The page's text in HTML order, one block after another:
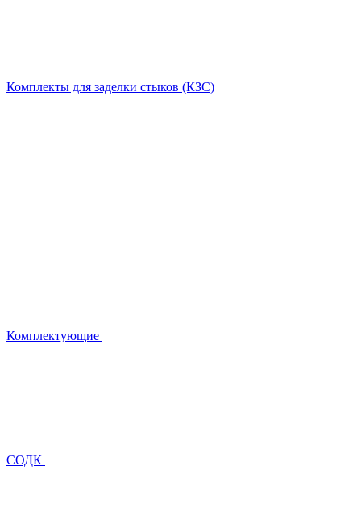
Комплекты для заделки стыков (КЗС)
Комплектующие
СОДК